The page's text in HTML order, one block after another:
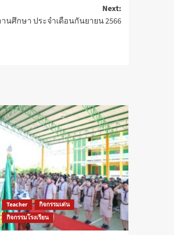
Next:
นศึกษา ประจำเดือนกันยายน 2566
Teacher
กิจกรรมเด่น
กิจกรรมโรงเรียน